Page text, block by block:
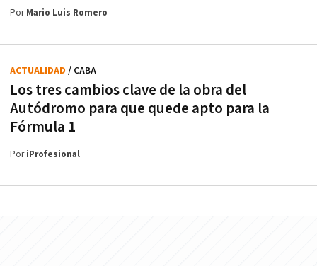
PorMario Luis Romero
Los tres cambios clave de la obra del
Autódromo para que quede apto para la
Fórmula 1
ACTUALIDAD / CABA
PoriProfesional